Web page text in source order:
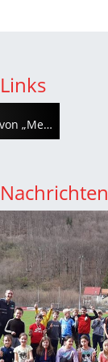
Zur Internetseite von „Meine Schule: LÄUFT!“